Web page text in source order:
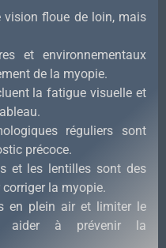
vision floue de loin, mais
et environnementaux
de la myopie.
la fatigue visuelle et
réguliers sont
précoce.
et les lentilles sont des
la myopie.
en plein air et limiter le
aider à prévenir la